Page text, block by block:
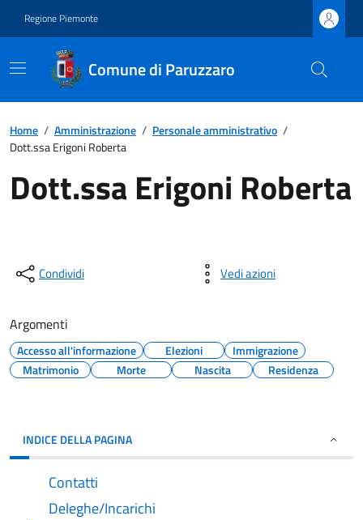
Regione Piemonte
Comune di Paruzzaro
Home / Amministrazione / Personale amministrativo /
Dott.ssa Erigoni Roberta
Dott.ssa Erigoni Roberta
Condividi Vedi azioni
Argomenti
Accesso all'informazione Elezioni
Immigrazione
Matrimonio
Morte Nascita Residenza
INDICE DELLA PAGINA
Contatti
Deleghe/Incarichi